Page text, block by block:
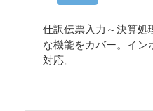
仕訳伝票入力～決算処
な機能をカバー。イン
対応。